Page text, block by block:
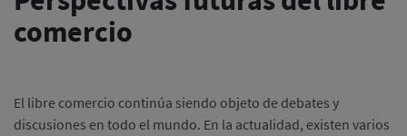
comercio
El libre comercio continúa siendo objeto de debates y
discusiones en todo el mundo. En la actualidad, existen varios